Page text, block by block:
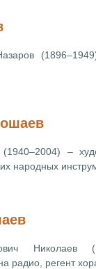
–
народных
Николаев
радио, регент